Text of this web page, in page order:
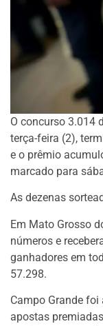
O concurso 3.014
terça-feira (2),
e o prêmio
marcado para
As dezenas
Em Mato Grosso
números e
ganhadores em
57.298.
Campo Grande
apostas